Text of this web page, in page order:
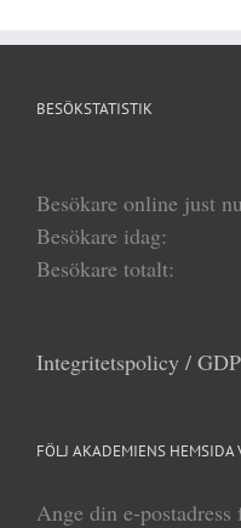
BESÖKSTATISTIK
Besökare online just
Besökare idag:
Besökare totalt:
Integritetspolicy /
FÖLJ AKADEMIENS HEMSIDA
Ange din e-